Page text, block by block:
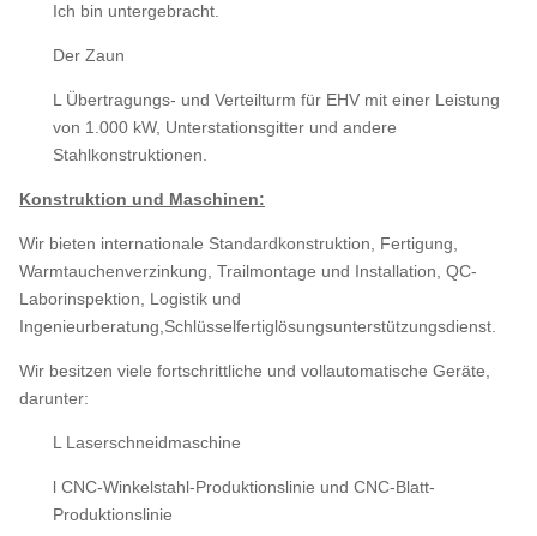
Ich bin untergebracht.
Der Zaun
L Übertragungs- und Verteilturm für EHV mit einer Leistung
von 1.000 kW, Unterstationsgitter und andere
Stahlkonstruktionen.
Konstruktion und Maschinen:
Wir bieten internationale Standardkonstruktion, Fertigung,
Warmtauchenverzinkung, Trailmontage und Installation, QC-
Laborinspektion, Logistik und
Ingenieurberatung,Schlüsselfertiglösungsunterstützungsdienst.
Wir besitzen viele fortschrittliche und vollautomatische Geräte,
darunter:
L Laserschneidmaschine
l CNC-Winkelstahl-Produktionslinie und CNC-Blatt-
Produktionslinie